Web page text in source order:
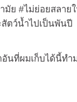
ย #ไม่ย่อยสลาย
ตว์น้ำไปเป็นพันปี
มเก็บได้นี้ทำม